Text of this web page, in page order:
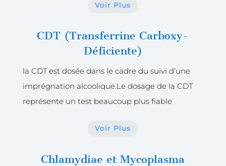
Voir Plus
CDT (Transferrine Carboxy-
Déficiente)
la CDT est dosée dans le cadre du suivi d’une
imprégnation alcoolique.Le dosage de la CDT
représente un test beaucoup plus fiable
Voir Plus
Chlamydiae et Mycoplasma